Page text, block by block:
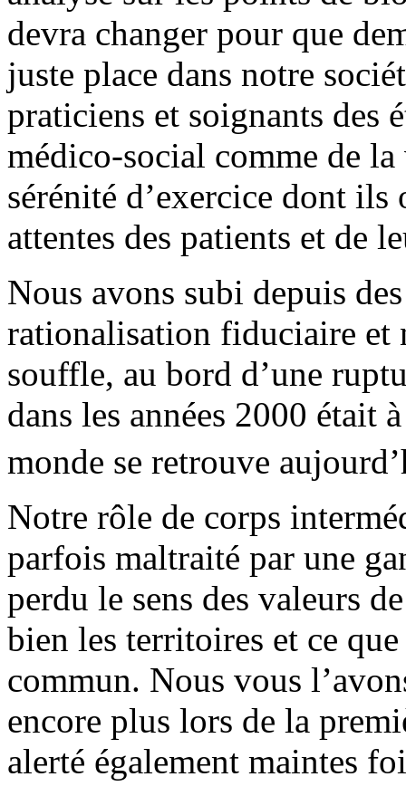
devra changer pour que
juste place dans notre
praticiens et soignants des
médico-social comme de
sérénité d’exercice dont
attentes des patients et de
Nous avons subi depuis
rationalisation fiduciaire et
souffle, au bord d’une
dans les années 2000 était
monde se retrouve
Notre rôle de corps
parfois maltraité par une
perdu le sens des valeurs
bien les territoires et ce
commun. Nous vous
encore plus lors de la
alerté également maintes